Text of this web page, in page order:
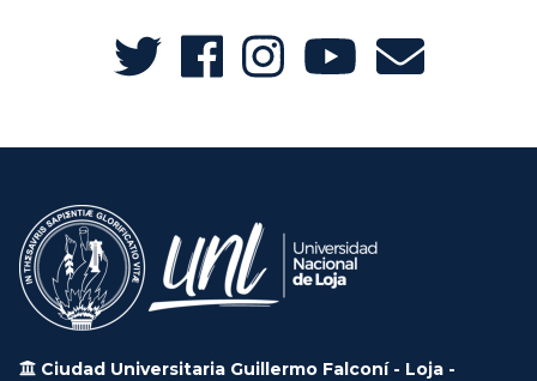
Ciudad Universitaria Guillermo Falconí - Loja -